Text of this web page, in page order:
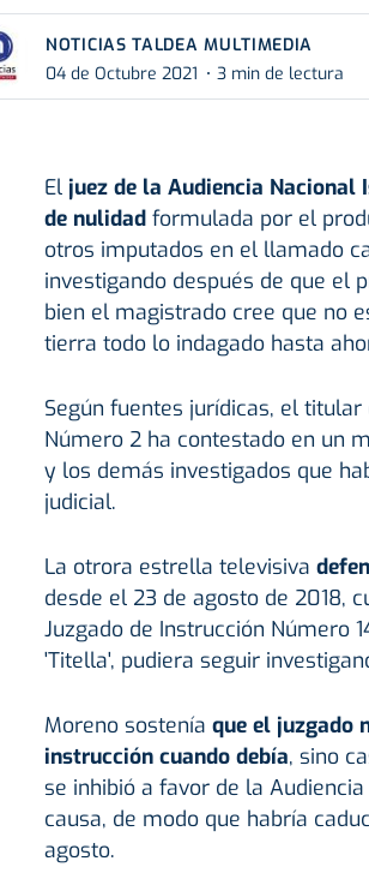
NOTICIAS TALDEA MULTIMEDIA
04 de Octubre 2021
3 min de lectura
El juez de la Audiencia Nacional
de nulidadformulada por el
otros imputados en el llamado
investigando después de que el
bien el magistrado cree que no
tierra todo lo indagado hasta
Según fuentes jurídicas, el
Número 2 ha contestado en un
y los demás investigados que
judicial.
La otrora estrella televisiva
desde el 23 de agosto de 2018,
Juzgado de Instrucción Número
'Titella', pudiera seguir
Moreno sostenía que el juzgado
instrucción cuando debía, sino
se inhibió a favor de la
causa, de modo que habría
agosto.